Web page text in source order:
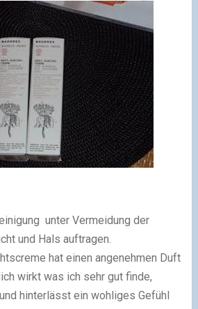
unter Vermeidung der
und Hals auftragen.
hat einen angenehmen Duft
wirkt was ich sehr gut finde,
hinterlässt ein wohliges Gefühl